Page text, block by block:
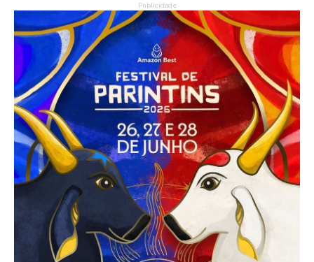
Publicidade